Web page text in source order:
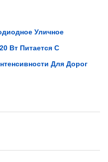
Уличное
Вт Питается С
Для Дорог